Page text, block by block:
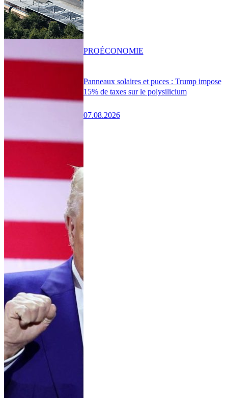
Panneaux solaires et puces : Trump impose
15% de taxes sur le polysilicium
07.08.2026
PROÉCONOMIE